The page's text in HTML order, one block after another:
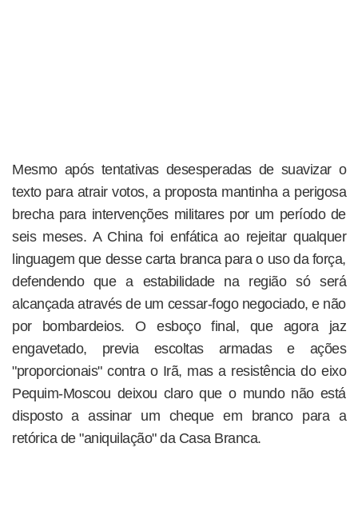
Mesmo após tentativas desesperadas de suavizar o
texto para atrair votos, a proposta mantinha a perigosa
brecha para intervenções militares por um período de
seis meses. A China foi enfática ao rejeitar qualquer
linguagem que desse carta branca para o uso da força,
defendendo que a estabilidade na região só será
alcançada através de um cessar-fogo negociado, e não
por bombardeios. O esboço final, que agora jaz
engavetado, previa escoltas armadas e ações
"proporcionais" contra o Irã, mas a resistência do eixo
Pequim-Moscou deixou claro que o mundo não está
disposto a assinar um cheque em branco para a
retórica de "aniquilação" da Casa Branca.